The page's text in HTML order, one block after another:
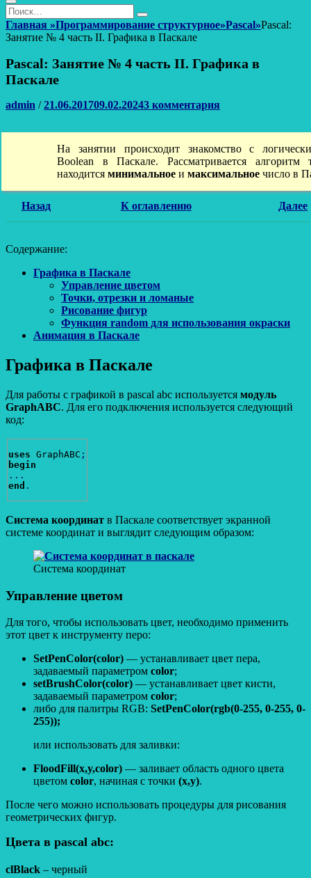
Поиск
Найти:
Поиск
Главная »Программирование структурное»Pascal»Pascal:
Занятие № 4 часть II. Графика в Паскале
Pascal: Занятие № 4 часть II. Графика в
Паскале
Автор
admin / Опубликовано
21.06.201709.02.20243 комментария
На занятии происходит знакомство с
Boolean в Паскале. Рассматривается алгоритм
находится минимальное и максимальное число в
Назад К оглавлению Далее
Содержание:
Графика в Паскале
Управление цветом
Точки, отрезки и ломаные
Рисование фигур
Функция random для использования окраски
Анимация в Паскале
Графика в Паскале
Для работы с графикой в pascal abc используется модуль
GraphABC. Для его подключения используется следующий
код:
uses GraphABC ;
begin
...
end .
Система координат в Паскале соответствует экранной
системе координат и выглядит следующим образом:
Система координат
Управление цветом
Для того, чтобы использовать цвет, необходимо применить
этот цвет к инструменту перо:
SetPenColor(color) — устанавливает цвет пера,
задаваемый параметром color;
setBrushColor(color) — устанавливает цвет кисти,
задаваемый параметром color;
либо для палитры RGB: SetPenColor(rgb(0-255, 0-255, 0-
255));
или использовать для заливки:
FloodFill(x,y,color) — заливает область одного цвета
цветом color, начиная с точки (x,y).
После чего можно использовать процедуры для рисования
геометрических фигур.
Цвета в pascal abc:
clBlack – черный